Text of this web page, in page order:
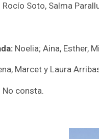
Soto, Salma
Noelia; Aina, Esther,
Marcet y Laura
No consta.